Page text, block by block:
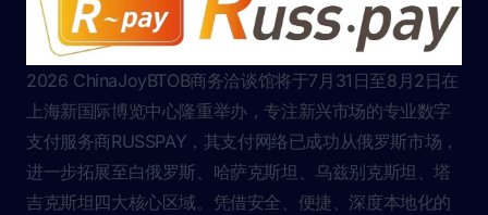
2026 ChinaJoyBTOB商务洽谈馆将于7月31日至8月2日在
上海新国际博览中心隆重举办，专注新兴市场的专业数字
支付服务商RUSSPAY，其支付网络已成功从俄罗斯市场，
进一步拓展至白俄罗斯、哈萨克斯坦、乌兹别克斯坦、塔
吉克斯坦四大核心区域。凭借安全、便捷、深度本地化的